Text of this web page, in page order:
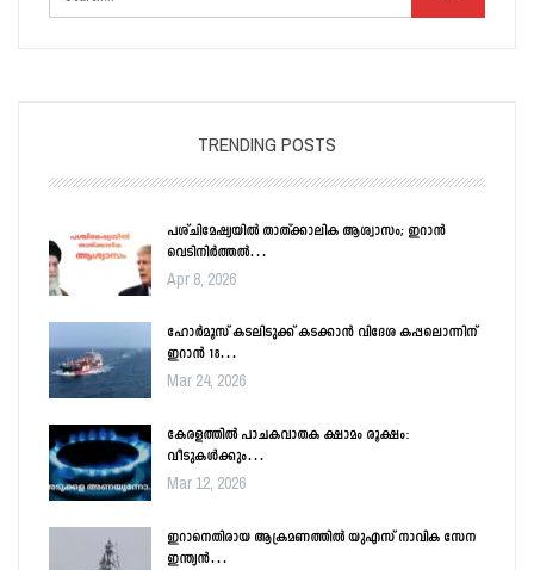
TRENDING POSTS
പശ്ചിമേഷ്യയിൽ താത്ക്കാലിക ആശ്വാസം; ഇറാൻ
വെടിനിർത്തൽ…
Apr 8, 2026
ഹോർമൂസ് കടലിടുക്ക് കടക്കാൻ വിദേശ കപ്പലൊന്നിന്
ഇറാൻ 18…
Mar 24, 2026
കേരളത്തിൽ പാചകവാതക ക്ഷാമം രൂക്ഷം:
വീടുകൾക്കും…
Mar 12, 2026
ഇറാനെതിരായ ആക്രമണത്തിൽ യുഎസ് നാവിക സേന
ഇന്ത്യൻ…